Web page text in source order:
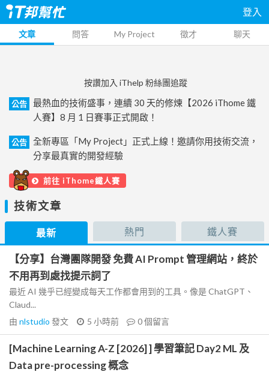
登入
文章 問答 My Project 徵才 聊天
按讚加入 iThelp 粉絲團追蹤
公告
最熱血的技術盛事，連續 30 天的修煉【2026 iThome 鐵
人賽】8 月 1 日賽事正式開啟！
公告
全新專區「My Project」正式上線！邀請你用技術交流，
分享最真實的開發經驗
前往 iThome鐵人賽
技術文章
最新 熱門 鐵人賽
【分享】台灣團隊開發 免費 AI Prompt 管理網站，終於
不用再到處找提示詞了
最近 AI 幾乎已經變成每天工作都會用到的工具。像是 ChatGPT、
Claud...
由 nlstudio 發文 5 小時前 0個留言
[Machine Learning A-Z [2026] ] 學習筆記 Day2 ML 及
Data pre-processing 概念